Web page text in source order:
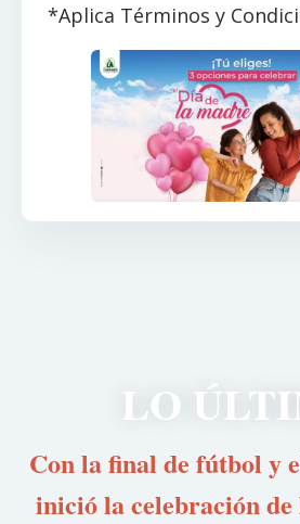
*Aplica Términos y
LO
Con la final de fútbol y
inició la celebración de